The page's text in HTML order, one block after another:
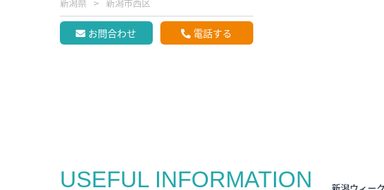
お問合わせ 電話する
USEFUL INFORMATION